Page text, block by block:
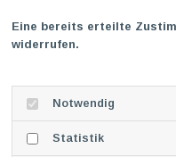
Eine bereits erteilte
widerrufen.
Notwendig
Statistik